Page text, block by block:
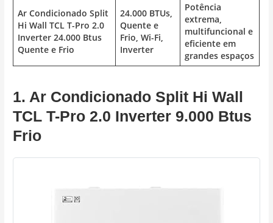
Ar Condicionado Split
Hi Wall TCL T-Pro 2.0
Inverter 24.000 Btus
Quente e Frio
24.000 BTUs,
Quente e
Frio, Wi-Fi,
Inverter
Potência
extrema,
multifuncional e
eficiente em
grandes espaços
1. Ar Condicionado Split Hi Wall
TCL T-Pro 2.0 Inverter 9.000 Btus
Frio